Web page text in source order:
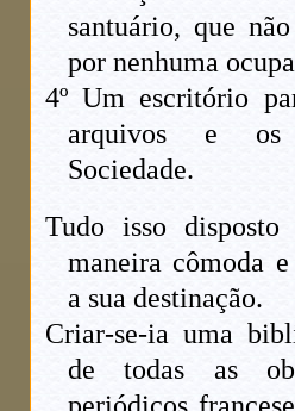
santuário, que
por nenhuma
4º Um escritório
arquivos e os
Sociedade.
Tudo isso disposto
maneira cômoda
a sua destinação.
Criar-se-ia uma
de todas as